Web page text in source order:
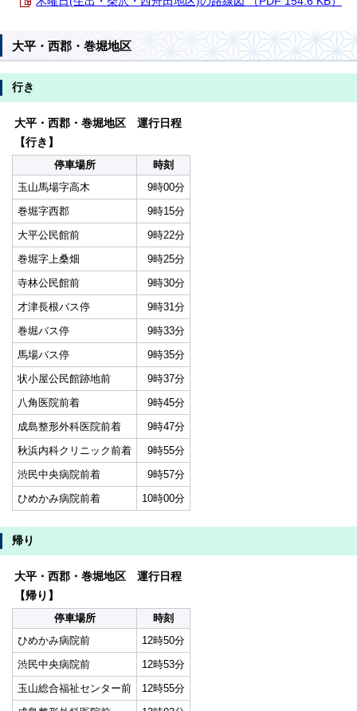
大平・西郡・巻堀地区
行き
大平・西郡・巻堀地区 運行日程
【行き】
停車場所
時刻
玉山馬場字高木
9時00分
巻堀字西郡
9時15分
大平公民館前
9時22分
巻堀字上桑畑
9時25分
寺林公民館前
9時30分
才津長根バス停
9時31分
巻堀バス停
9時33分
馬場バス停
9時35分
状小屋公民館跡地前
9時37分
八角医院前着
9時45分
成島整形外科医院前着
9時47分
秋浜内科クリニック前着
9時55分
渋民中央病院前着
9時57分
ひめかみ病院前着
10時00分
帰り
大平・西郡・巻堀地区 運行日程
【帰り】
停車場所
時刻
ひめかみ病院前
12時50分
渋民中央病院前
12時53分
玉山総合福祉センター前
12時55分